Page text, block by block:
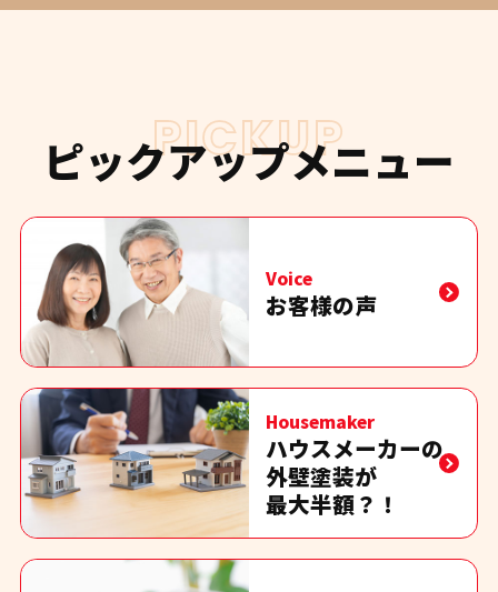
PICKUP
ピックアップメニュー
Voice
お客様の声
Housemaker
ハウスメーカーの
外壁塗装が
最大半額？！